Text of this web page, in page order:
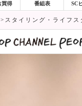
買得 番組表 SC
スタイリング・ライフス